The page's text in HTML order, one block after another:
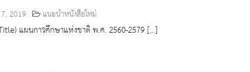
2019 แนะนำหนังสือใหม่
แผนการศึกษาแห่งชาติ พ.ศ. 2560-2579 […]